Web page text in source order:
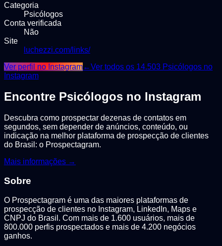
Categoria
Psicólogos
Conta verificada
Não
Site
luchezzi.com/links/
Ver perfil no Instagram←Ver todos os 14.503 Psicólogos no
Instagram
Encontre Psicólogos no Instagram
Descubra como prospectar dezenas de contatos em
segundos, sem depender de anúncios, conteúdo, ou
indicação na melhor plataforma de prospecção de clientes
do Brasil: o Prospectagram.
Mais informações →
Sobre
O Prospectagram é uma das maiores plataformas de
prospecção de clientes no Instagram, LinkedIn, Maps e
CNPJ do Brasil. Com mais de 1.600 usuários, mais de
800.000 perfis prospectados e mais de 4.200 negócios
ganhos.